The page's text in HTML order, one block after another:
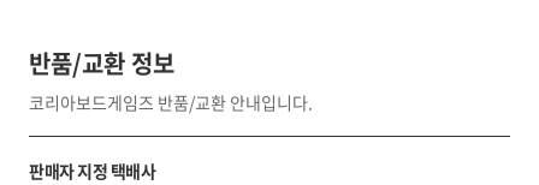
반품/교환 정보
코리아보드게임즈 반품/교환 안내입니다.
판매자 지정 택배사